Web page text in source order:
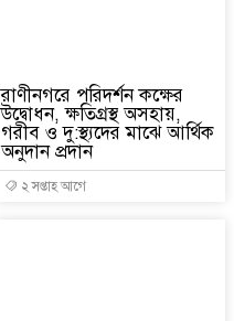
রাণীনগরে পরিদর্শন কক্ষের
উদ্বোধন, ক্ষতিগ্রস্থ অসহায়,
গরীব ও দু:স্থ্যদের মাঝে আর্থিক
অনুদান প্রদান
২ সপ্তাহ আগে